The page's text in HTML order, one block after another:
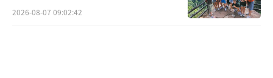
2026-08-07 09:02:42